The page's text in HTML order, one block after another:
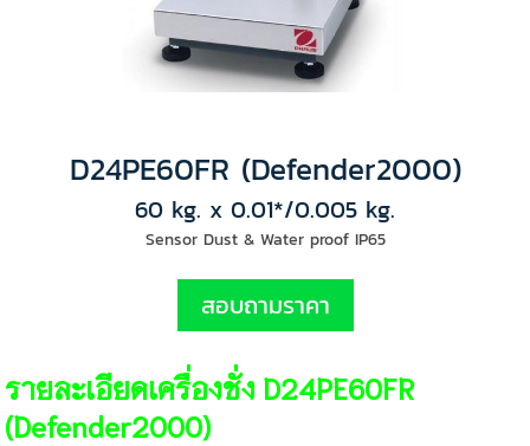
D24PE60FR (Defender2000)
60 kg. x 0.01*/0.005 kg.
Sensor Dust & Water proof IP65
สอบถามราคา
รายละเอียดเครื่องชั่ง D24PE60FR
(Defender2000)